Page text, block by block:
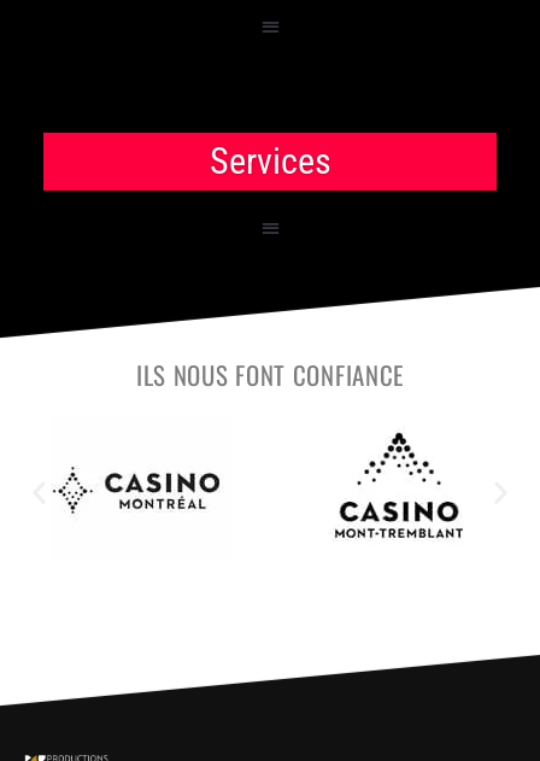
Services
ILS NOUS FONT CONFIANCE